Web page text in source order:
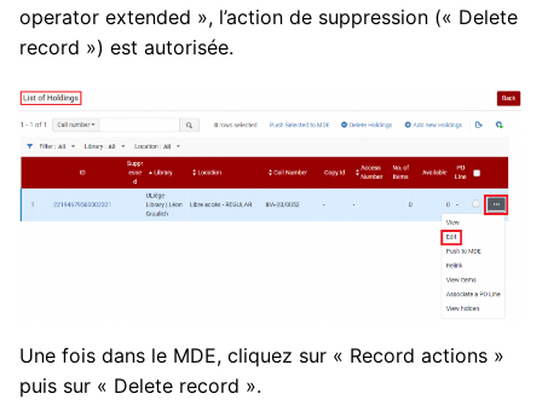
operator extended », l’action de suppression (« Delete
record ») est autorisée.
Une fois dans le MDE, cliquez sur « Record actions »
puis sur « Delete record ».